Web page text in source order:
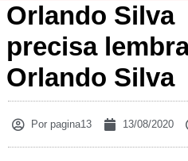
Orlando Silva
precisa
Orlando Silva
Por pagina13 13/08/2020